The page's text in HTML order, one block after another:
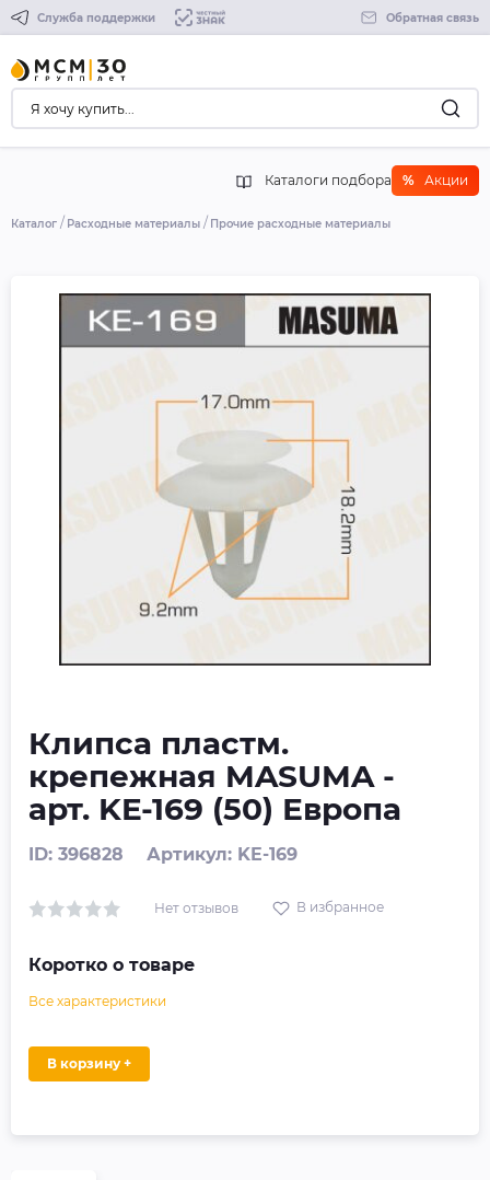
Служба поддержки Обратная связь
Каталоги подбора % Акции
Каталог Расходные материалы Прочие расходные материалы
Клипса пластм.
крепежная MASUMA -
арт. KE-169 (50) Европа
ID: 396828 Артикул: KE-169
Нет отзывов В избранное
Коротко о товаре
Все характеристики
В корзину +